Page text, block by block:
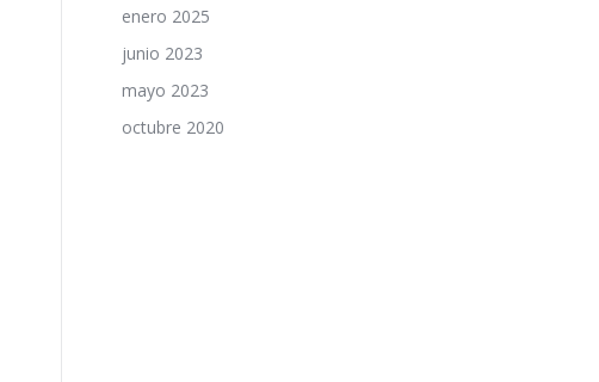
enero 2025
junio 2023
mayo 2023
octubre 2020